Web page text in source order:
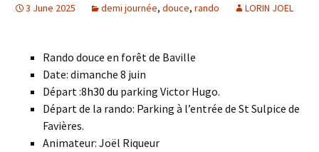
3 June 2025 demi journée, douce, rando LORIN JOEL
Rando douce en forêt de Baville
Date: dimanche 8 juin
Départ :8h30 du parking Victor Hugo.
Départ de la rando: Parking à l’entrée de St Sulpice de
Favières.
Animateur: Joël Riqueur